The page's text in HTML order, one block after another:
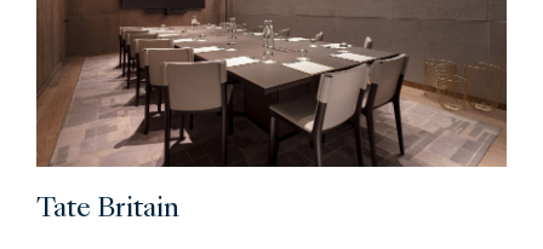
Tate Britain